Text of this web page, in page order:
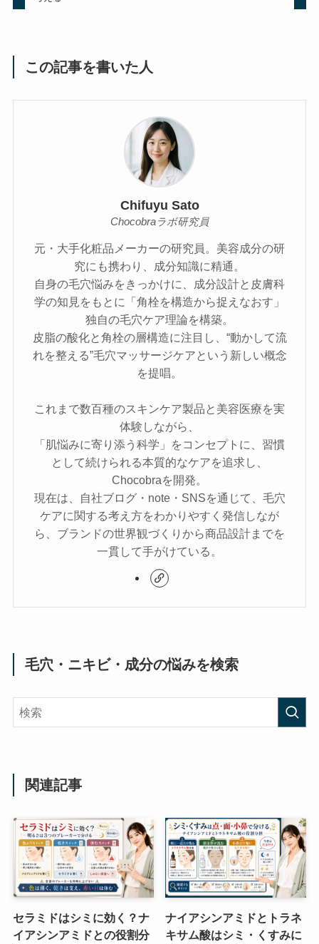
この記事を書いた人
Chifuyu Sato
Chocobraラボ研究員
元・大手化粧品メーカーの研究員。美容成分の研
究にも携わり、成分知識に精通。
自身の毛穴悩みをきっかけに、成分設計と皮膚科
学の知見をもとに「角栓を構造から捉えなおす」
独自の毛穴ケア理論を構築。
皮脂の酸化と角栓の層構造に注目し、“動かして流
れを整える”毛穴マッサージケアという新しい概念
を提唱。
これまで数百種のスキンケア製品と美容医療を実
体験しながら、
「肌悩みに寄り添う科学」をコンセプトに、習慣
として続けられる本質的なケアを追求し、
Chocobraを開発。
現在は、自社ブログ・note・SNSを通じて、毛穴
ケアに関する考え方をわかりやすく発信しなが
ら、ブランドの世界観づくりから商品設計までを
一貫して手がけている。
毛穴・ニキビ・成分の悩みを検索
関連記事
セラミドはシミに効く？ナ
イアシンアミドとの役割分
ナイアシンアミドとトラネ
キサム酸はシミ・くすみに